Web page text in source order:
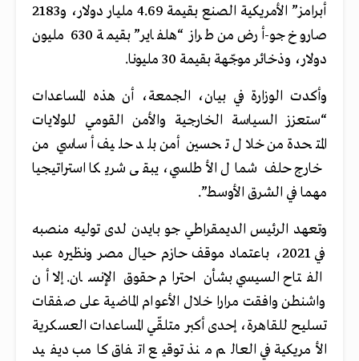
أبرامز” الأمريكية الصنع بقيمة 4.69 مليار دولار، و2183
صاروخ جو-أرض من طراز “هلفاير” بقيمة 630 مليون
دولار، وذخائر موجّهة بقيمة 30 مليونا.
وأكدت الوزارة في بيان، الجمعة، أن هذه المساعدات
“ستعزز السياسة الخارجية والأمن القومي للولايات
المتحدة من خلال تحسين أمن بلد حليف أساسي من
خارج حلف شمال الأطلسي، يبقى شريكا استراتيجيا
مهما في الشرق الأوسط”.
وتعهد الرئيس الديمقراطي جو بايدن لدى توليه منصبه
في 2021، باعتماد موقف حازم حيال مصر ونظيره عبد
الفتاح السيسي بشأن احترام حقوق الإنسان. إلا أن
واشنطن وافقت مرارا خلال الأعوام الماضية على صفقات
تسليح للقاهرة، إحدى أكبر متلقّي المساعدات العسكرية
الأمريكية في العالم منذ توقيع اتفاق كامب ديفيد